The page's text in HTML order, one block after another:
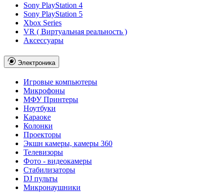
Sony PlayStation 4
Sony PlayStation 5
Xbox Series
VR ( Виртуальная реальность )
Аксессуары
Электроника
Игровые компьютеры
Микрофоны
МФУ Принтеры
Ноутбуки
Караоке
Колонки
Проекторы
Экшн камеры, камеры 360
Телевизоры
Фото - видеокамеры
Стабилизаторы
DJ пульты
Микронаушники